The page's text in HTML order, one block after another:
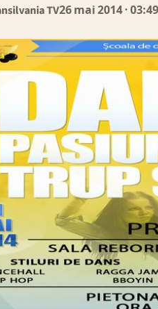
TV26 mai 2014· 03:49